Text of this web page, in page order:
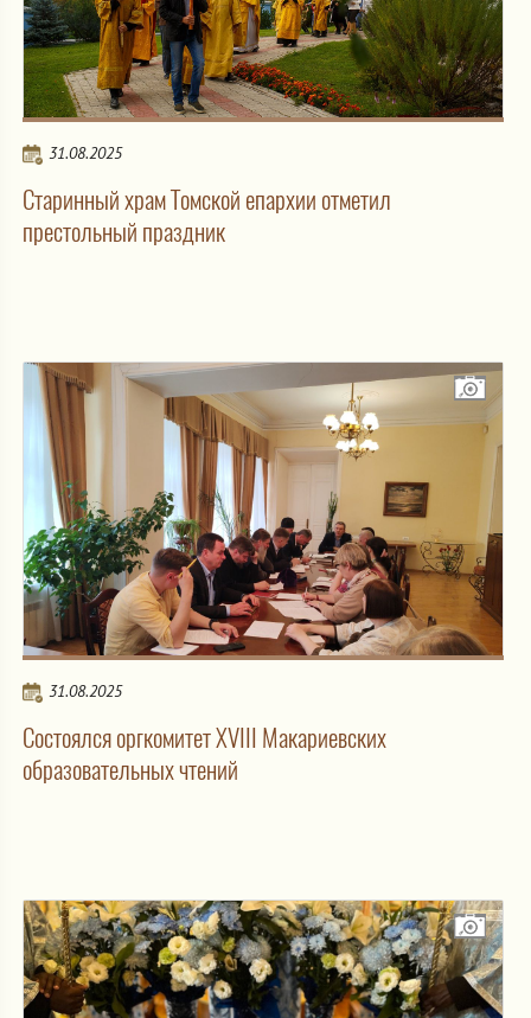
31.08.2025
Старинный храм Томской епархии отметил
престольный праздник
31.08.2025
Состоялся оргкомитет XVIII Макариевских
образовательных чтений